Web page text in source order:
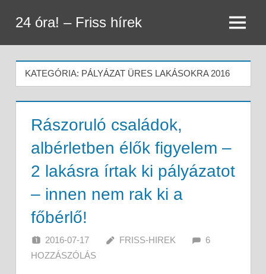
content
24 óra! – Friss hírek Menu
KATEGÓRIA: PÁLYÁZAT ÜRES LAKÁSOKRA 2016
Rászoruló családok,
albérletben élők figyelem –
2 lakásra írtak ki pályázatot
– innen nem rak ki a
főbérlő!
2016-07-17 FRISS-HIREK
6
HOZZÁSZÓLÁS